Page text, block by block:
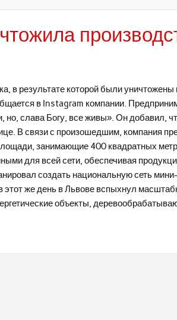
в результате которой были
в Instagram компании.
но, слава Богу, все живы». Он добавил,
В связи с произошедшим, компания
занимающие 400 квадратных
для всей сети, обеспечивая
создать национальную сеть
этот же день в Львове вспыхнул
объекты,